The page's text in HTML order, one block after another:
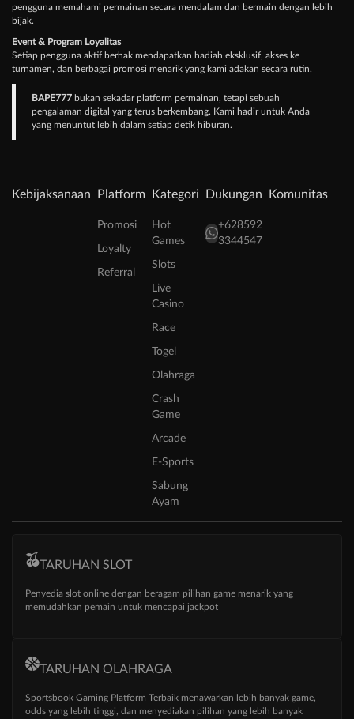
pengguna memahami permainan secara mendalam dan bermain dengan lebih
bijak.
Event & Program Loyalitas
Setiap pengguna aktif berhak mendapatkan hadiah eksklusif, akses ke
turnamen, dan berbagai promosi menarik yang kami adakan secara rutin.
BAPE777 bukan sekadar platform permainan, tetapi sebuah
pengalaman digital yang terus berkembang. Kami hadir untuk Anda
yang menuntut lebih dalam setiap detik hiburan.
Kebijaksanaan Platform
Promosi
Loyalty
Referral
Kategori
Hot
Games
Slots
Live
Casino
Race
Togel
Olahraga
Crash
Game
Arcade
E-Sports
Sabung
Ayam
Dukungan
+628592
3344547
Komunitas
TARUHAN SLOT
Penyedia slot online dengan beragam pilihan game menarik yang
memudahkan pemain untuk mencapai jackpot
TARUHAN OLAHRAGA
Sportsbook Gaming Platform Terbaik menawarkan lebih banyak game,
odds yang lebih tinggi, dan menyediakan pilihan yang lebih banyak